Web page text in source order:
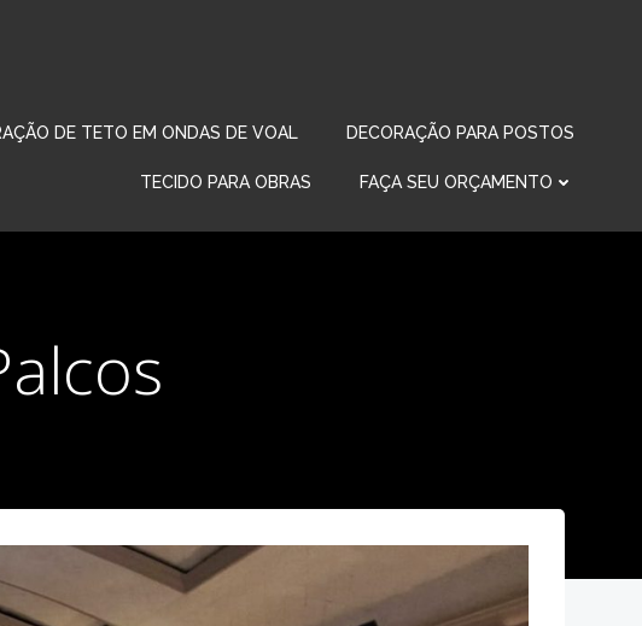
DE TETO EM ONDAS DE VOAL DECORAÇÃO PARA POSTOS
TECIDO PARA OBRAS FAÇA SEU ORÇAMENTO